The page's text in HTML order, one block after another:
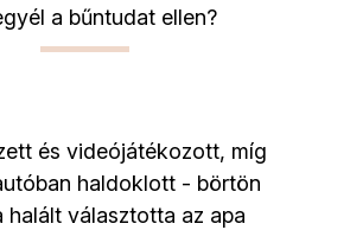
a bűntudat ellen?
és videójátékozott, míg
haldoklott - börtön
halált választotta az apa